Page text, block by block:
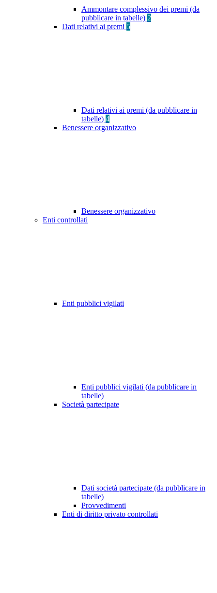
Ammontare complessivo dei premi (da
pubblicare in tabelle) 2
Dati relativi ai premi 5
Dati relativi ai premi (da pubblicare in
tabelle) 4
Benessere organizzativo
Benessere organizzativo
Enti controllati
Enti pubblici vigilati
Enti pubblici vigilati (da pubblicare in
tabelle)
Società partecipate
Dati società partecipate (da pubblicare in
tabelle)
Provvedimenti
Enti di diritto privato controllati